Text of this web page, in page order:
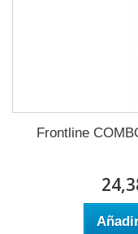
Frontline